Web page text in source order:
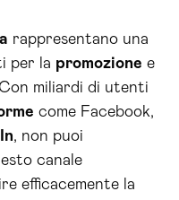
rappresentano una
per la promozione e
miliardi di utenti
come Facebook,
, non puoi
canale
efficacemente la